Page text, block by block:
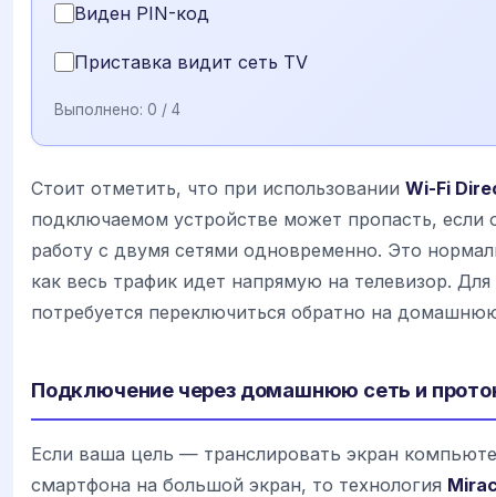
Виден PIN-код
Приставка видит сеть TV
Выполнено: 0 / 4
Стоит отметить, что при использовании Wi-Fi
подключаемом устройстве может пропасть, если
работу с двумя сетями одновременно. Это
как весь трафик идет напрямую на телевизор.
потребуется переключиться обратно на
Подключение через домашнюю сеть и
Если ваша цель — транслировать экран
смартфона на большой экран, то технология